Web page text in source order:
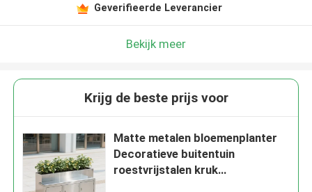
Geverifieerde Leverancier
Bekijk meer
Krijg de beste prijs voor
Matte metalen bloemenplanter
Decoratieve buitentuin
roestvrijstalen kruk